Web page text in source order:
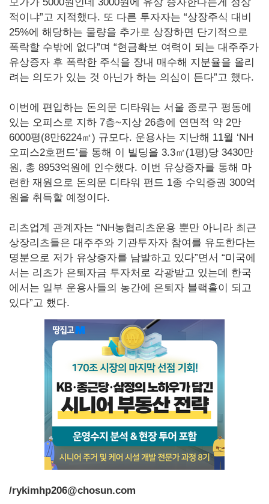
적이냐”고 지적했다. 또 다른 투자자는 “상장주식 대비
25%에 해당하는 물량을 추가로 상장하면 단기적으로
폭락할 수밖에 없다”며 “현금확보 여력이 되는 대주주가
유상증자 후 폭락한 주식을 장내 매수해 지분율을 올리
려는 의도가 있는 것 아닌가 하는 의심이 든다”고 했다.
이번에 편입하는 돈의문 디타워는 서울 종로구 평동에
있는 오피스로 지하 7층~지상 26층에 연면적 약 2만
6000평(8만6224㎡) 규모다. 운용사는 지난해 11월 ‘NH
오피스2호펀드’를 통해 이 빌딩을 3.3㎡(1평)당 3430만
원, 총 8953억원에 인수했다. 이번 유상증자를 통해 마
련한 재원으로 돈의문 디타워 펀드 1종 수익증권 300억
원을 취득할 예정이다.
리츠업계 관계자는 “NH농협리츠운용 뿐만 아니라 최근
상장리츠들은 대주주와 기관투자자 참여를 유도한다는
명분으로 저가 유상증자를 남발하고 있다”면서 “미국에
서는 리츠가 은퇴자금 투자처로 각광받고 있는데 한국
에서는 일부 운용사들의 농간에 은퇴자 블랙홀이 되고
있다”고 했다.
/rykimhp206@chosun.com